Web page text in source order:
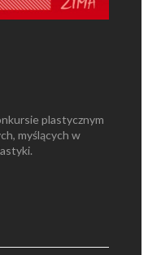
plastycznym
myślących w